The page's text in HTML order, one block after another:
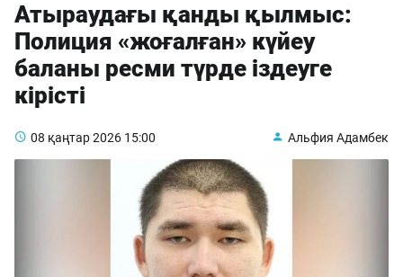
Атыраудағы қанды қылмыс:
Полиция «жоғалған» күйеу
баланы ресми түрде іздеуге
кірісті
08 қаңтар 2026 15:00 Альфия Адамбек